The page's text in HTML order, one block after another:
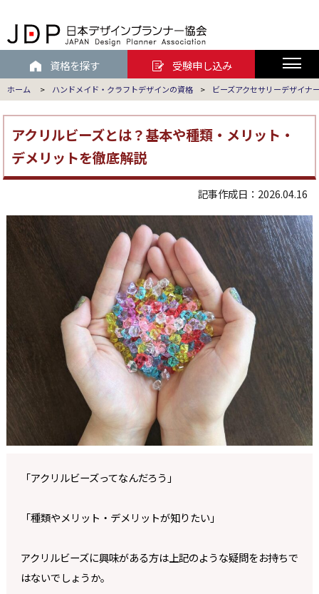
資格を探す 受験申し込み
ホーム > ハンドメイド・クラフトデザインの資格 > ビーズアクセサリーデザイナ
アクリルビーズとは？基本や種類・メリット・
デメリットを徹底解説
記事作成日：2026.04.16
「アクリルビーズってなんだろう」
「種類やメリット・デメリットが知りたい」
アクリルビーズに興味がある方は上記のような疑問をお持ちで
はないでしょうか。